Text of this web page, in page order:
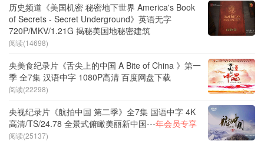
历史频道《美国机密 秘密地下世界 America's Book
of Secrets - Secret Underground》英语无字
720P/MKV/1.21G 揭秘美国地秘密建筑
阅读(14698)
央美食纪录片《舌尖上的中国 A Bite of China 》第一
季 全7集 汉语中字 1080P高清 百度网盘下载
阅读(22298)
央视纪录片《航拍中国 第二季》全7集 国语中字 4K
高清/TS/24.78 全景式俯瞰美丽新中国---年会员专享
阅读(25137)